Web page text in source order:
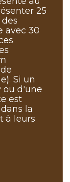
25
avec 30
Si un
ou d'une
est
la
à leurs